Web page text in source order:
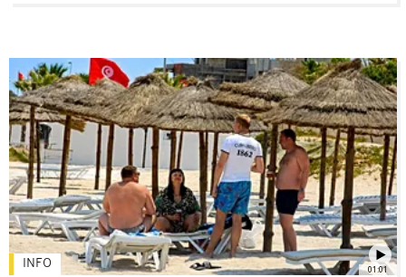
01:01
INFO